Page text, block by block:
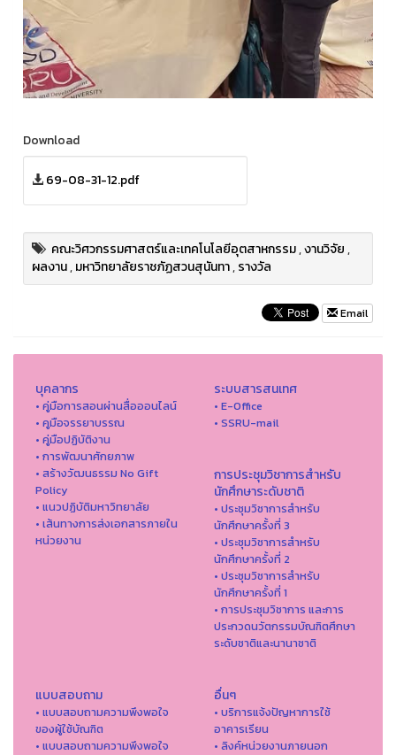
Download
69-08-31-12.pdf
คณะวิศวกรรมศาสตร์และเทคโนโลยีอุตสาหกรรม,งานวิจัย,
ผลงาน,มหาวิทยาลัยราชภัฏสวนสุนันทา,รางวัล
Email
บุคลากร
• คู่มือการสอนผ่านสื่อออนไลน์
• คูมือจรรยาบรรณ
• คู่มือปฏิบัติงาน
• การพัฒนาศักยภาพ
• สร้างวัฒนธรรม No Gift
Policy
• แนวปฏิบัติมหาวิทยาลัย
• เส้นทางการส่งเอกสารภายใน
หน่วยงาน
ระบบสารสนเทศ
• E-Office
• SSRU-mail
การประชุมวิชาการสำหรับ
นักศึกษาระดับชาติ
• ประชุมวิชาการสำหรับ
นักศึกษาครั้งที่ 3
• ประชุมวิชาการสำหรับ
นักศึกษาครั้งที่ 2
• ประชุมวิชาการสำหรับ
นักศึกษาครั้งที่ 1
• การประชุมวิชาการ และการ
ประกวดนวัตกรรมบัณฑิตศึกษา
ระดับชาติและนานาชาติ
แบบสอบถาม
• แบบสอบถามความพึงพอใจ
ของผู้ใช้บัณฑิต
• แบบสอบถามความพึงพอใจ
อื่นๆ
• บริการแจ้งปัญหาการใ่ช้
อาคารเรียน
• ลิงค์หน่วยงานภายนอก